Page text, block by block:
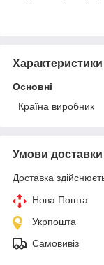
Характеристики
Основні
Країна виробник
Умови доставки
Доставка
Нова Пошта
Укрпошта
Самовивіз